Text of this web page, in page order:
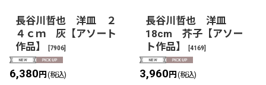
長谷川哲也 洋皿 ２
４ｃｍ 灰【アソート
作品】
[7906]
6,380円 (税込)
長谷川哲也 洋皿
18cm 芥子【アソー
ト作品】
[4169]
3,960円 (税込)